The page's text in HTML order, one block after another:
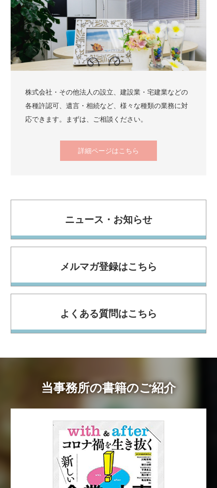
株式会社・その他法人の設立、建設業・宅建業などの
各種許認可、遺言・相続など、様々な種類の業務に対
応できます。まずは、ご相談ください。
詳細ページはこちら
ニュース・お知らせ
メルマガ登録はこちら
よくある質問はこちら
当事務所の書籍のご紹介